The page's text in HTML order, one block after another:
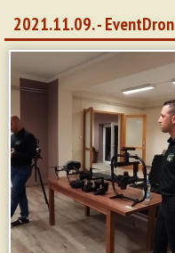
2021.11.09. -